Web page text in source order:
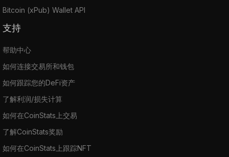
Bitcoin (xPub) Wallet API
支持
帮助中心
如何连接交易所和钱包
如何跟踪您的DeFi资产
了解利润/损失计算
如何在CoinStats上交易
了解CoinStats奖励
如何在CoinStats上跟踪NFT